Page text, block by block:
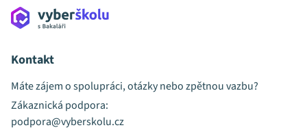
Kontakt
Máte zájem o spolupráci, otázky nebo zpětnou vazbu?
Zákaznická podpora:
podpora@vyberskolu.cz